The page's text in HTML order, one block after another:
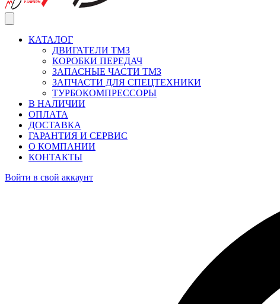
КАТАЛОГ
ДВИГАТЕЛИ ТМЗ
КОРОБКИ ПЕРЕДАЧ
ЗАПАСНЫЕ ЧАСТИ ТМЗ
ЗАПЧАСТИ ДЛЯ СПЕЦТЕХНИКИ
ТУРБОКОМПРЕССОРЫ
В НАЛИЧИИ
ОПЛАТА
ДОСТАВКА
ГАРАНТИЯ И СЕРВИС
О КОМПАНИИ
КОНТАКТЫ
Войти в свой аккаунт